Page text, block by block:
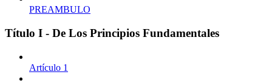
PREAMBULO
Título I - De Los Principios Fundamentales
Artículo 1